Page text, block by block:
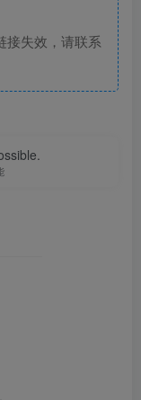
接失效，请联系